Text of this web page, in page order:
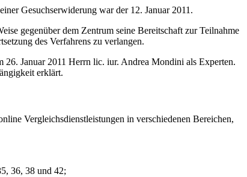
Gesuchserwiderung war der 12. Januar 2011.
gegenüber dem Zentrum seine Bereitschaft zur Teilnahme
des Verfahrens zu verlangen.
26. Januar 2011 Herrn lic. iur. Andrea Mondini als Experten.
erklärt.
Vergleichsdienstleistungen in verschiedenen Bereichen,
36, 38 und 42;